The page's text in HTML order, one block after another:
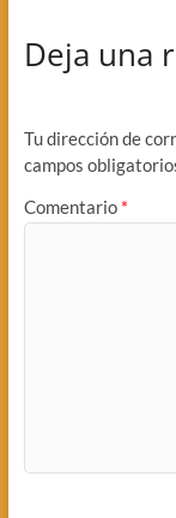
Deja una
Tu dirección de
campos
Comentario *